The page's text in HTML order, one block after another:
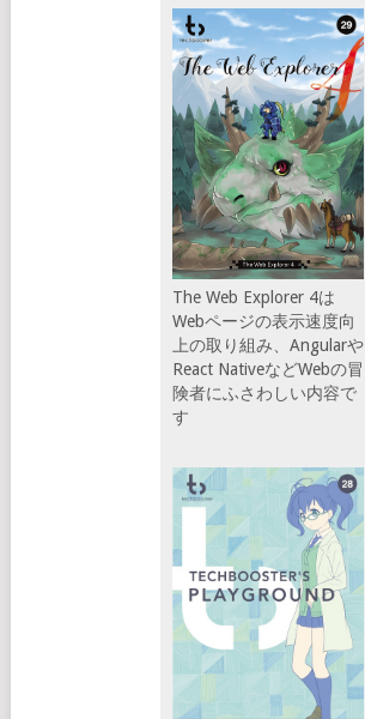
The Web Explorer 4は
Webページの表示速度向
上の取り組み、Angularや
React NativeなどWebの冒
険者にふさわしい内容で
す